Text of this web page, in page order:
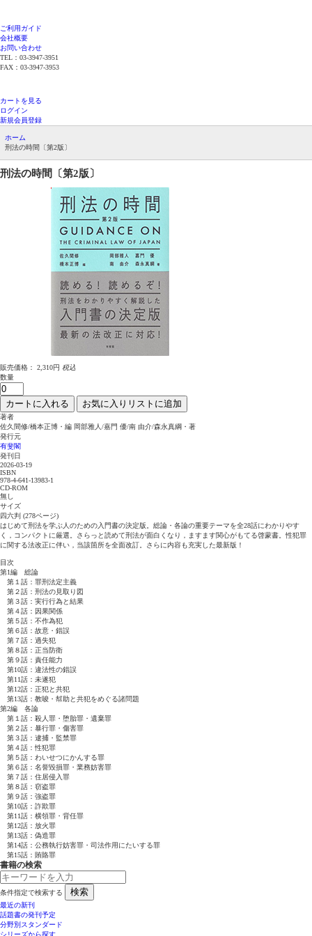
ご利用ガイド
会社概要
お問い合わせ
TEL：03-3947-3951
FAX：03-3947-3953
カートを見る
ログイン
新規会員登録
ホーム
刑法の時間〔第2版〕
刑法の時間〔第2版〕
販売価格： 2,310円 税込
数量
カートに入れる お気に入りリストに追加
著者
佐久間修/橋本正博・編 岡部雅人/嘉門 優/南 由介/森永真綱・著
発行元
有斐閣
発刊日
2026-03-19
ISBN
978-4-641-13983-1
CD-ROM
無し
サイズ
四六判 (278ページ)
はじめて刑法を学ぶ人のための入門書の決定版。総論・各論の重要テーマを全28話にわかりやす
く，コンパクトに厳選。さらっと読めて刑法が面白くなり，ますます関心がもてる啓蒙書。性犯罪
に関する法改正に伴い，当該箇所を全面改訂。さらに内容も充実した最新版！
目次
第1編 総論
第１話：罪刑法定主義
第２話：刑法の見取り図
第３話：実行行為と結果
第４話：因果関係
第５話：不作為犯
第６話：故意・錯誤
第７話：過失犯
第８話：正当防衛
第９話：責任能力
第10話：違法性の錯誤
第11話：未遂犯
第12話：正犯と共犯
第13話：教唆・幇助と共犯をめぐる諸問題
第2編 各論
第１話：殺人罪・堕胎罪・遺棄罪
第２話：暴行罪・傷害罪
第３話：逮捕・監禁罪
第４話：性犯罪
第５話：わいせつにかんする罪
第６話：名誉毀損罪・業務妨害罪
第７話：住居侵入罪
第８話：窃盗罪
第９話：強盗罪
第10話：詐欺罪
第11話：横領罪・背任罪
第12話：放火罪
第13話：偽造罪
第14話：公務執行妨害罪・司法作用にたいする罪
第15話：賄賂罪
書籍の検索
条件指定で検索する 検索
最近の新刊
話題書の発刊予定
分野別スタンダード
シリーズから探す